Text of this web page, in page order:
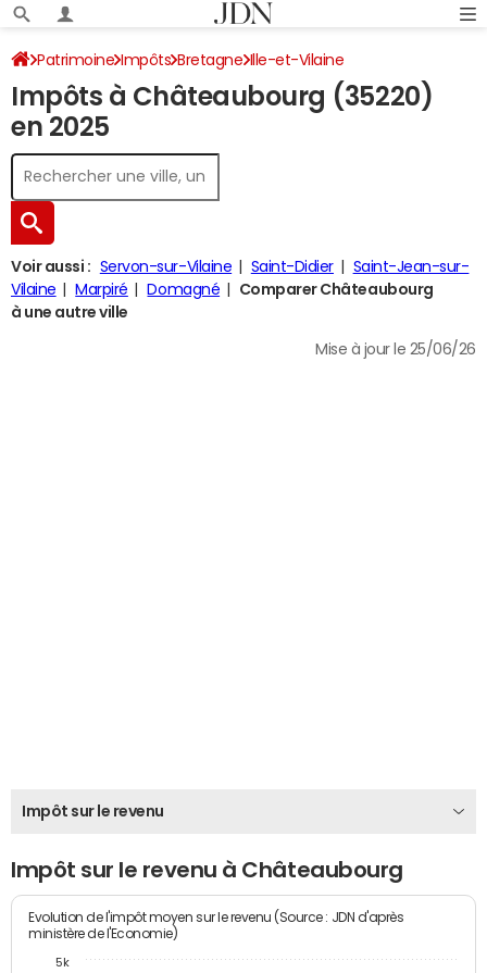
Patrimoine Impôts Bretagne Ille-et-Vilaine
Châteaubourg Impôt sur le revenu
Impôts à Châteaubourg (35220)
en 2025
Voir aussi : Servon-sur-Vilaine Saint-Didier
Saint-Jean-sur-
Vilaine
Marpiré Domagné
Comparer Châteaubourg
à une autre ville
Mise à jour le 25/06/26
Impôt sur le revenu
Impôt sur le revenu à Châteaubourg
Evolution de l'impôt moyen sur le revenu (Source : JDN d'après
ministère de l'Economie)
5k